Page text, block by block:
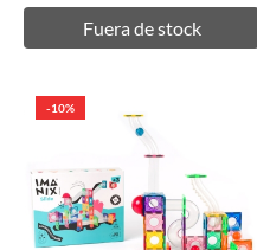
Fuera de stock
-10%